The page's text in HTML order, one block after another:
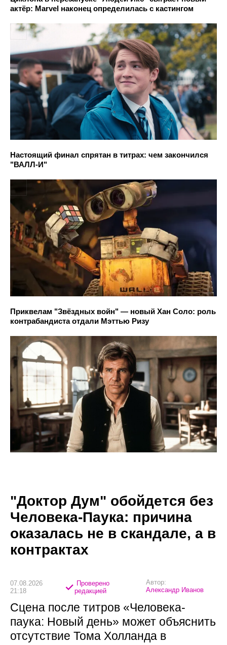
актёр: Marvel наконец определилась с кастингом
Настоящий финал спрятан в титрах: чем закончился
"ВАЛЛ-И"
Приквелам "Звёздных войн" — новый Хан Соло: роль
контрабандиста отдали Мэттью Ризу
"Доктор Дум" обойдется без
Человека-Паука: причина
оказалась не в скандале, а в
контрактах
07.08.2026
21:18
Проверено
редакцией
Автор:
Александр Иванов
Сцена после титров «Человека-
паука: Новый день» может объяснить
отсутствие Тома Холланда в